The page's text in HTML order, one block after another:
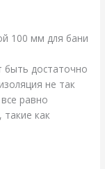
100 мм для бани
достаточно
не так
равно
как